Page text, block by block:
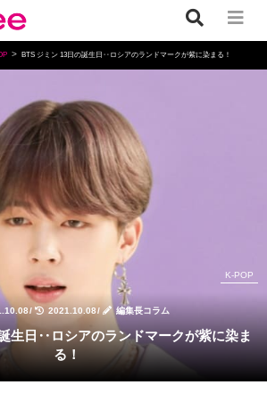
BTS ジミン 13日の誕生日‥ロシアのランドマークが紫に染まる！
/ 2021.10.08/ 編集長コラム
K-POP
る！